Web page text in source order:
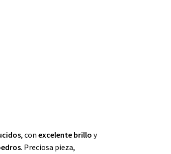
, conexcelente brillo y
. Preciosa pieza,